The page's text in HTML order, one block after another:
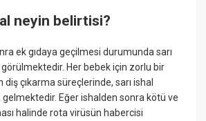
neyin belirtisi?
ek gıdaya geçilmesi durumunda sarı
görülmektedir. Her bebek için zorlu bir
çıkarma süreçlerinde, sarı ishal
Eğer ishalden sonra kötü ve
halinde rota virüsün habercisi